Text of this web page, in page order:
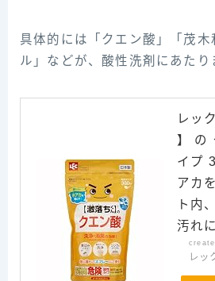
具体的には「クエン酸」「茂木
ル」などが、酸性洗剤にあたり
レッ
】 の
イプ
アカ
ト内
汚れ
レッ